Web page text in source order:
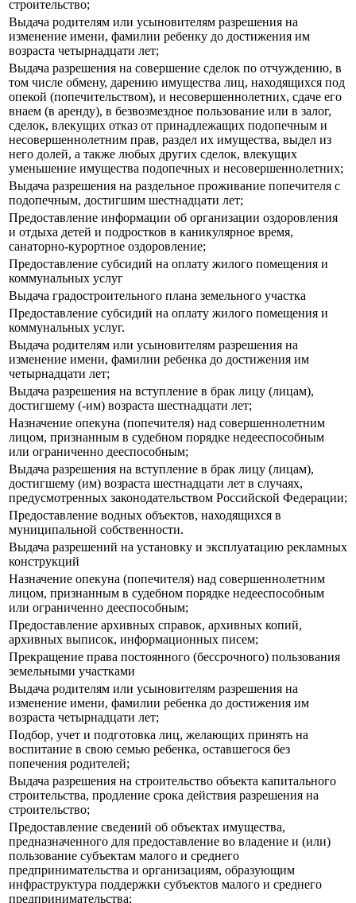
строительство;
Выдача родителям или усыновителям разрешения на
изменение имени, фамилии ребенку до достижения им
возраста четырнадцати лет;
Выдача разрешения на совершение сделок по отчуждению, в
том числе обмену, дарению имущества лиц, находящихся под
опекой (попечительством), и несовершеннолетних, сдаче его
внаем (в аренду), в безвозмездное пользование или в залог,
сделок, влекущих отказ от принадлежащих подопечным и
несовершеннолетним прав, раздел их имущества, выдел из
него долей, а также любых других сделок, влекущих
уменьшение имущества подопечных и несовершеннолетних;
Выдача разрешения на раздельное проживание попечителя с
подопечным, достигшим шестнадцати лет;
Предоставление информации об организации оздоровления
и отдыха детей и подростков в каникулярное время,
санаторно-курортное оздоровление;
Предоставление субсидий на оплату жилого помещения и
коммунальных услуг
Выдача градостроительного плана земельного участка
Предоставление субсидий на оплату жилого помещения и
коммунальных услуг.
Выдача родителям или усыновителям разрешения на
изменение имени, фамилии ребенка до достижения им
четырнадцати лет;
Выдача разрешения на вступление в брак лицу (лицам),
достигшему (-им) возраста шестнадцати лет;
Назначение опекуна (попечителя) над совершеннолетним
лицом, признанным в судебном порядке недееспособным
или ограниченно дееспособным;
Выдача разрешения на вступление в брак лицу (лицам),
достигшему (им) возраста шестнадцати лет в случаях,
предусмотренных законодательством Российской Федерации;
Предоставление водных объектов, находящихся в
муниципальной собственности.
Выдача разрешений на установку и эксплуатацию рекламных
конструкций
Назначение опекуна (попечителя) над совершеннолетним
лицом, признанным в судебном порядке недееспособным
или ограниченно дееспособным;
Предоставление архивных справок, архивных копий,
архивных выписок, информационных писем;
Прекращение права постоянного (бессрочного) пользования
земельными участками
Выдача родителям или усыновителям разрешения на
изменение имени, фамилии ребенка до достижения им
возраста четырнадцати лет;
Подбор, учет и подготовка лиц, желающих принять на
воспитание в свою семью ребенка, оставшегося без
попечения родителей;
Выдача разрешения на строительство объекта капитального
строительства, продление срока действия разрешения на
строительство;
Предоставление сведений об объектах имущества,
предназначенного для предоставление во владение и (или)
пользование субъектам малого и среднего
предпринимательства и организациям, образующим
инфраструктура поддержки субъектов малого и среднего
предпринимательства;